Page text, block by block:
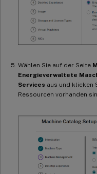
Wählen Sie auf der Seite
Energieverwaltete
Services aus und klicken
Ressourcen vorhanden